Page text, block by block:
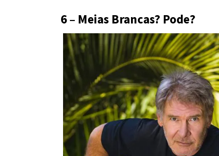
6 – Meias Brancas? Pode?